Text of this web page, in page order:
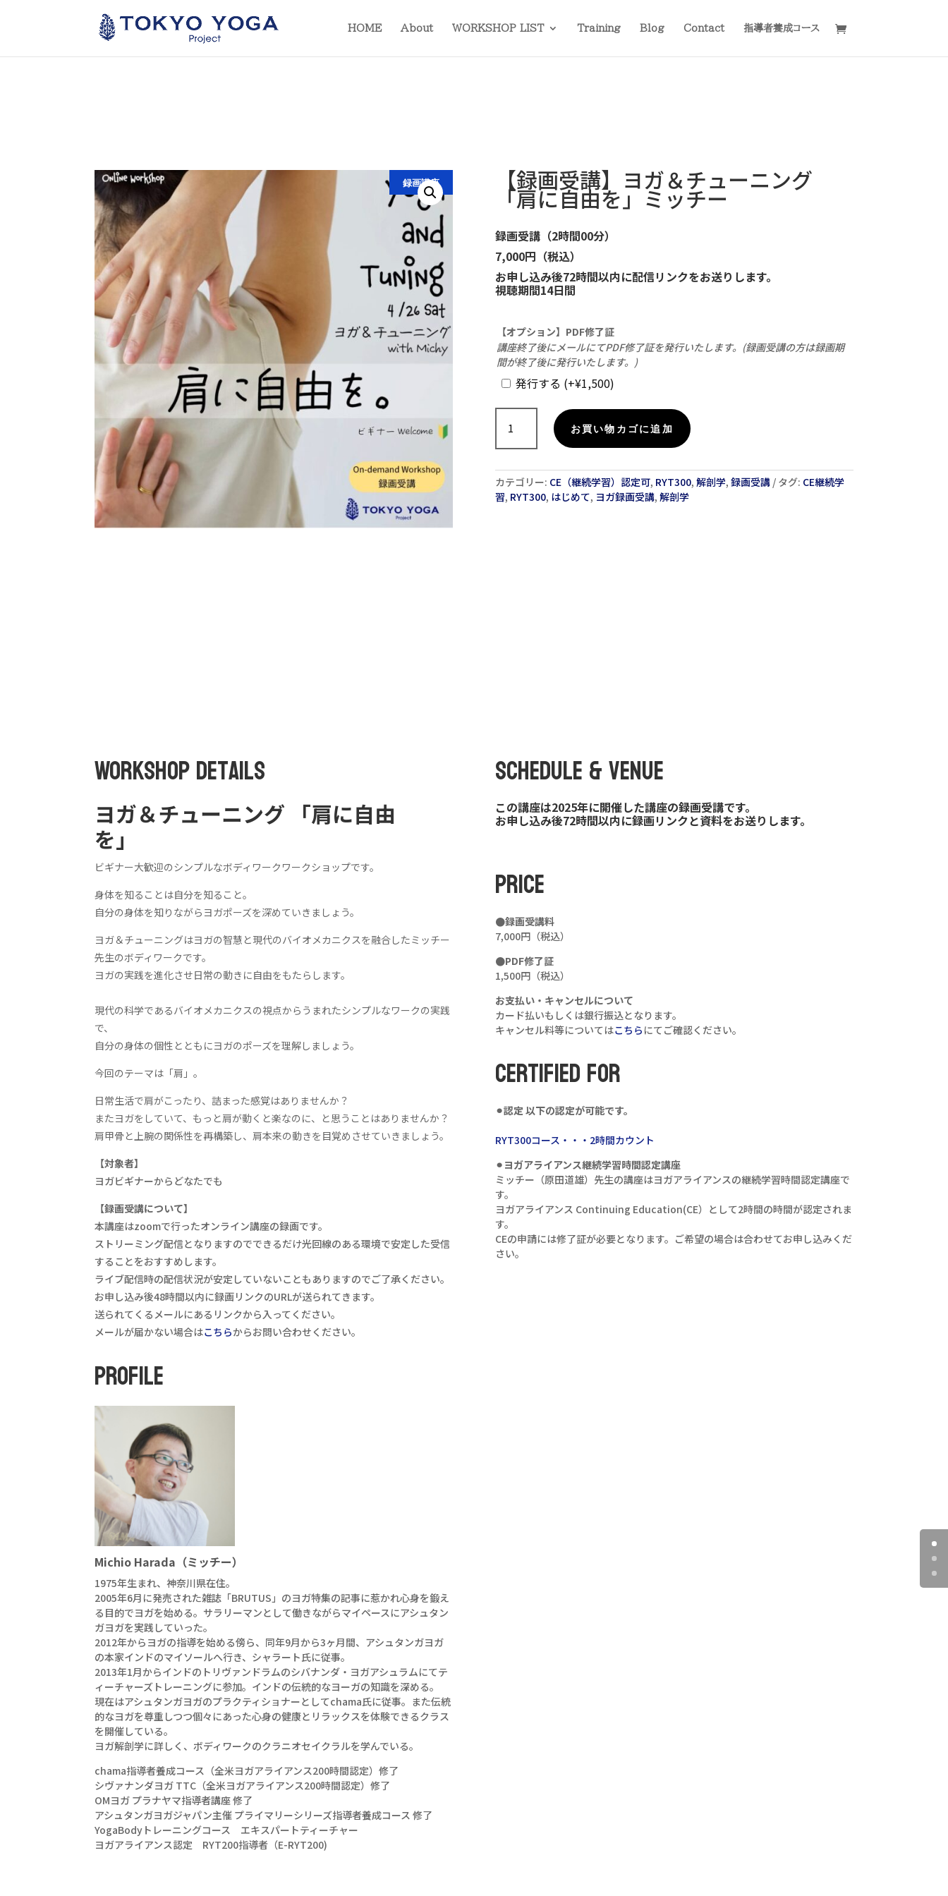
HOME About WORKSHOP LIST Training Blog Contact 指導者養成コース
録画講座 【録画受講】ヨガ＆チューニング
「肩に自由を」ミッチー
録画受講（2時間00分）
7,000円（税込）
お申し込み後72時間以内に配信リンクをお送りします。
視聴期間14日間
【オプション】PDF修了証
講座終了後にメールにてPDF修了証を発行いたします。(録画受講の方は録画期
間が終了後に発行いたします。)
発行する (+¥1,500)
【録
ヨ
ガ
＆
お買い物カゴに追加
カテゴリー: CE（継続学習）認定可, RYT300, 解剖学, 録画受講 タグ: CE継続学
習, RYT300, はじめて, ヨガ録画受講, 解剖学
WorkShop Details
ヨガ＆チューニング 「肩に自由
を」
ビギナー大歓迎のシンプルなボディワークワークショップです。
身体を知ることは自分を知ること。
自分の身体を知りながらヨガポーズを深めていきましょう。
ヨガ＆チューニングはヨガの智慧と現代のバイオメカニクスを融合したミッチー
先生のボディワークです。
ヨガの実践を進化させ日常の動きに自由をもたらします。
現代の科学であるバイオメカニクスの視点からうまれたシンプルなワークの実践
で、
自分の身体の個性とともにヨガのポーズを理解しましょう。
今回のテーマは「肩」。
日常生活で肩がこったり、詰まった感覚はありませんか？
またヨガをしていて、もっと肩が動くと楽なのに、と思うことはありませんか？
肩甲骨と上腕の関係性を再構築し、肩本来の動きを目覚めさせていきましょう。
【対象者】
ヨガビギナーからどなたでも
【録画受講について】
本講座はzoomで行ったオンライン講座の録画です。
ストリーミング配信となりますのでできるだけ光回線のある環境で安定した受信
することをおすすめします。
ライブ配信時の配信状況が安定していないこともありますのでご了承ください。
お申し込み後48時間以内に録画リンクのURLが送られてきます。
送られてくるメールにあるリンクから入ってください。
メールが届かない場合はこちらからお問い合わせください。
PROFILE
Michio Harada（ミッチー）
1975年生まれ、神奈川県在住。
2005年6月に発売された雑誌「BRUTUS」のヨガ特集の記事に惹かれ心身を鍛え
る目的でヨガを始める。サラリーマンとして働きながらマイペースにアシュタン
ガヨガを実践していった。
2012年からヨガの指導を始める傍ら、同年9月から3ヶ月間、アシュタンガヨガ
の本家インドのマイソールへ行き、シャラート氏に従事。
2013年1月からインドのトリヴァンドラムのシバナンダ・ヨガアシュラムにてテ
ィーチャーズトレーニングに参加。インドの伝統的なヨーガの知識を深める。
現在はアシュタンガヨガのプラクティショナーとしてchama氏に従事。また伝統
的なヨガを尊重しつつ個々にあった心身の健康とリラックスを体験できるクラス
を開催している。
ヨガ解剖学に詳しく、ボディワークのクラニオセイクラルを学んでいる。
chama指導者養成コース（全米ヨガアライアンス200時間認定）修了
シヴァナンダヨガ TTC（全米ヨガアライアンス200時間認定）修了
OMヨガ プラナヤマ指導者講座 修了
アシュタンガヨガジャパン主催 プライマリーシリーズ指導者養成コース 修了
YogaBodyトレーニングコース エキスパートティーチャー
ヨガアライアンス認定 RYT200指導者（E-RYT200)
SCHEDULE & VENUE
この講座は2025年に開催した講座の録画受講です。
お申し込み後72時間以内に録画リンクと資料をお送りします。
PRICE
●録画受講料
7,000円（税込）
●PDF修了証
1,500円（税込）
お支払い・キャンセルについて
カード払いもしくは銀行振込となります。
キャンセル料等についてはこちら にてご確認ください。
CERTIFIED FOR
⚫︎認定 以下の認定が可能です。
RYT300コース・・・2時間カウント
⚫︎ヨガアライアンス継続学習時間認定講座
ミッチー（原田道雄）先生の講座はヨガアライアンスの継続学習時間認定講座で
す。
ヨガアライアンス Continuing Education(CE）として2時間の時間が認定されま
す。
CEの申請には修了証が必要となります。ご希望の場合は合わせてお申し込みくだ
さい。